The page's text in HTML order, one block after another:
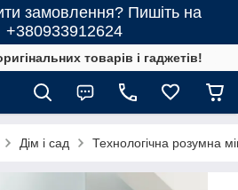
замовлення? Пишіть на
товарів і гаджетів!
Дім і сад Технологічна розумна